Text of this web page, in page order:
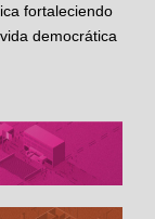
fortaleciendo
democrática